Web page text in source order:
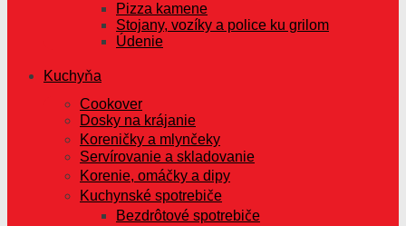
Pizza kamene
Stojany, vozíky a police ku grilom
Údenie
Kuchyňa
Cookover
Dosky na krájanie
Koreničky a mlynčeky
Servírovanie a skladovanie
Korenie, omáčky a dipy
Kuchynské spotrebiče
Bezdrôtové spotrebiče